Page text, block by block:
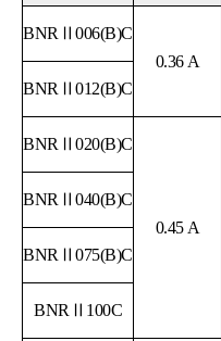
BNRⅡ006(B)C
0.36 A
BNRⅡ012(B)C
BNRⅡ020(B)C
0.45 A
BNRⅡ040(B)C
BNRⅡ075(B)C
BNRⅡ100C